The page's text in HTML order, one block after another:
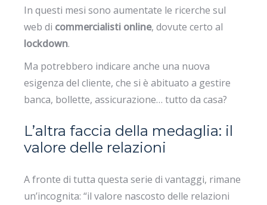
In questi mesi sono aumentate le ricerche sul
web di commercialisti online, dovute certo al
lockdown.
Ma potrebbero indicare anche una nuova
esigenza del cliente, che si è abituato a gestire
banca, bollette, assicurazione… tutto da casa?
L’altra faccia della medaglia: il
valore delle relazioni
A fronte di tutta questa serie di vantaggi, rimane
un’incognita: “il valore nascosto delle relazioni